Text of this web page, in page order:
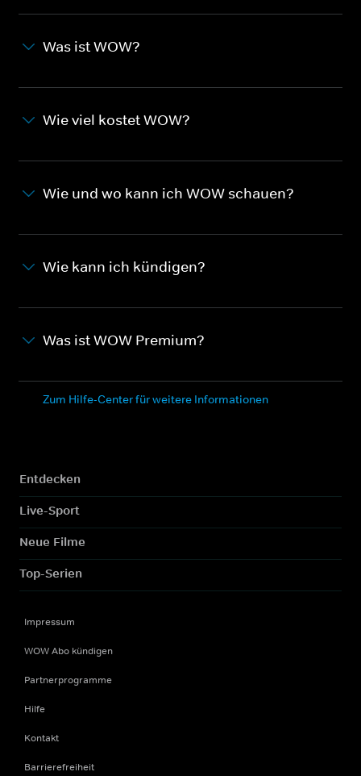
Was ist WOW?
Wie viel kostet WOW?
Wie und wo kann ich WOW schauen?
Wie kann ich kündigen?
Was ist WOW Premium?
Zum Hilfe-Center für weitere Informationen
Entdecken
Live-Sport
Neue Filme
Top-Serien
Impressum
WOW Abo kündigen
Partnerprogramme
Hilfe
Kontakt
Barrierefreiheit